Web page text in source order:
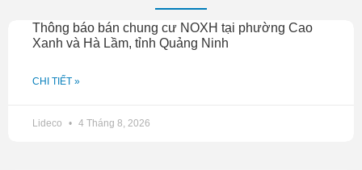
Thông báo bán chung cư NOXH tại phường Cao
Xanh và Hà Lầm, tỉnh Quảng Ninh
CHI TIẾT »
Lideco 4 Tháng 8, 2026